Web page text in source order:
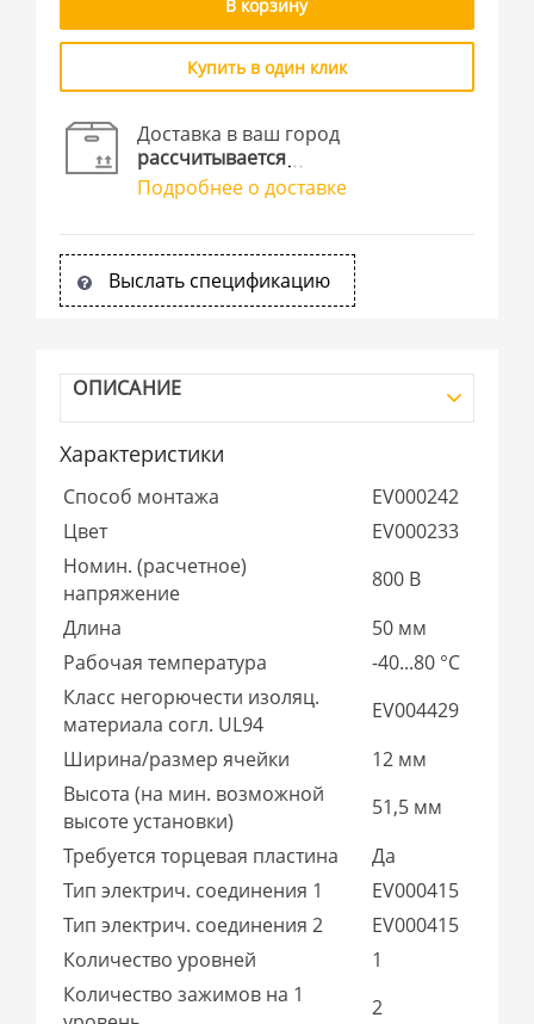
В корзину
Купить в один клик
Доставка в ваш город
рассчитывается
Подробнее о доставке
Выслать спецификацию
ОПИСАНИЕ
Характеристики
Способ монтажа
EV000242
Цвет
EV000233
Номин. (расчетное)
напряжение
800 В
Длина
50 мм
Рабочая температура
-40...80 °C
Класс негорючести изоляц.
материала согл. UL94
EV004429
Ширина/размер ячейки
12 мм
Высота (на мин. возможной
высоте установки)
51,5 мм
Требуется торцевая пластина
Да
Тип электрич. соединения 1
EV000415
Тип электрич. соединения 2
EV000415
Количество уровней
1
Количество зажимов на 1
2